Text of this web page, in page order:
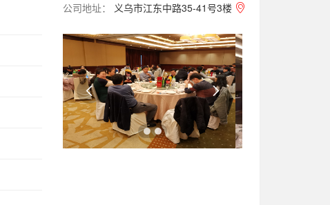
公司地址：
义乌市江东中路35-41号3楼
 